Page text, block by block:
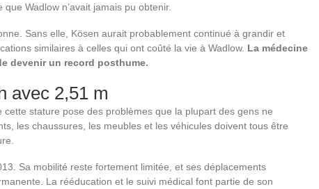
Wadlow n’avait jamais pu obtenir.
Sans elle, Kösen aurait probablement continué à grandir et
similaires à celles qui ont coûté la vie à Wadlow. La médecine
devenir un record posthume.
avec 2,51 m
cette stature pose des problèmes que la plupart des gens ne
les chaussures, les meubles et les véhicules doivent tous être
Sa mobilité reste fortement limitée, et ses déplacements
La rééducation et le suivi médical font partie de son